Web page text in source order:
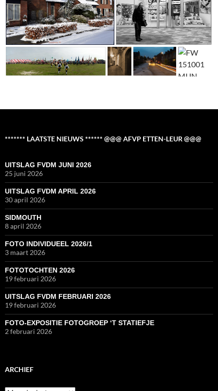
******* LAATSTE NIEUWS ****** @@@ AFVP ETTEN-LEUR @@@
UITSLAG FVDM JUNI 2026
25 juni 2026
UITSLAG FVDM APRIL 2026
30 april 2026
SIDMOUTH
8 april 2026
FOTO INDIVIDUEEL 2026/1
3 maart 2026
FOTOTOCHTEN 2026
19 februari 2026
UITSLAG FVDM FEBRUARI 2026
19 februari 2026
FOTO-EXPOSITIE FOTOGROEP ‘T STATIEFJE
2 februari 2026
ARCHIEF